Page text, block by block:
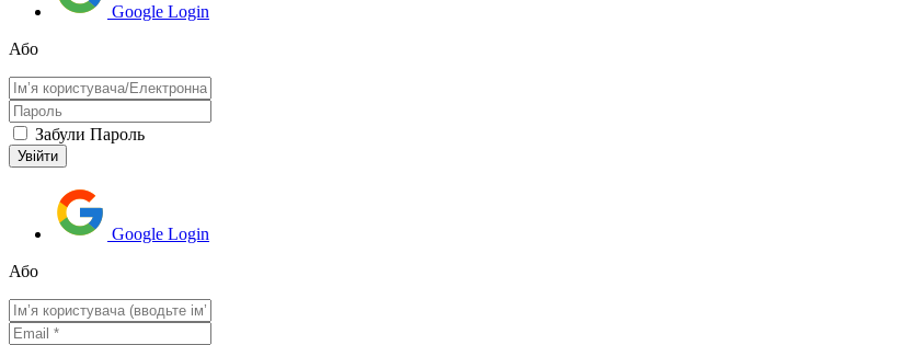
Google Login
Або
Забули Пароль
Google Login
Або